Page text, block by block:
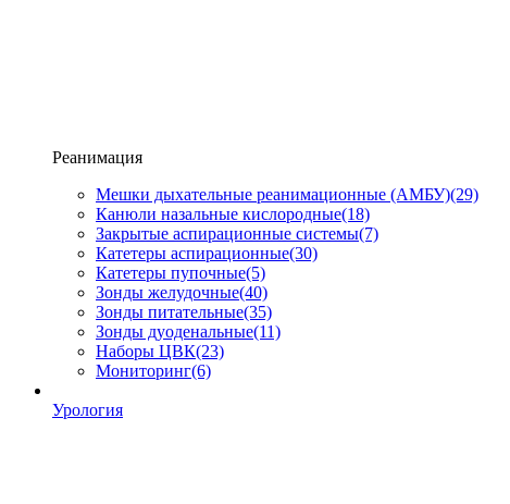
Реанимация
Мешки дыхательные реанимационные (АМБУ)(29)
Канюли назальные кислородные(18)
Закрытые аспирационные системы(7)
Катетеры аспирационные(30)
Катетеры пупочные(5)
Зонды желудочные(40)
Зонды питательные(35)
Зонды дуоденальные(11)
Наборы ЦВК(23)
Мониторинг(6)
Урология